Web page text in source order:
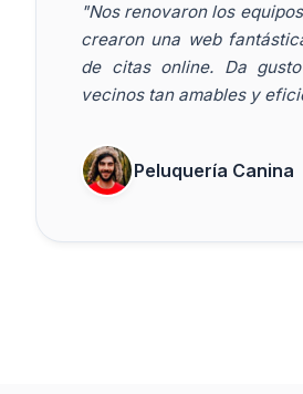
"Nos renovaron los
crearon una web
de citas online. Da
vecinos tan amables y
Peluquería Canina